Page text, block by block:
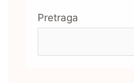
Pretraga